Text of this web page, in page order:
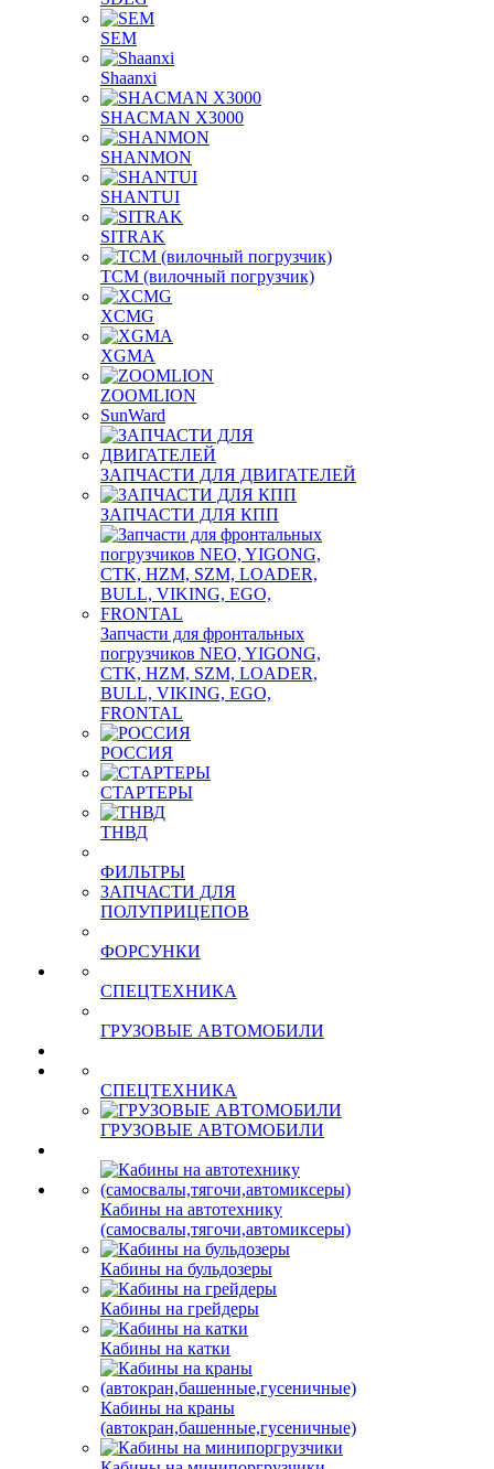
SEM
Shaanxi
SHACMAN X3000
SHANMON
SHANTUI
SITRAK
TCM (вилочный погрузчик)
XCMG
XGMA
ZOOMLION
SunWard
ЗАПЧАСТИ ДЛЯ ДВИГАТЕЛЕЙ
ЗАПЧАСТИ ДЛЯ КПП
Запчасти для фронтальных
погрузчиков NEO, YIGONG,
CTK, HZM, SZM, LOADER,
BULL, VIKING, EGO,
FRONTAL
РОССИЯ
СТАРТЕРЫ
ТНВД
ФИЛЬТРЫ
ЗАПЧАСТИ ДЛЯ
ПОЛУПРИЦЕПОВ
ФОРСУНКИ
СПЕЦТЕХНИКА
ГРУЗОВЫЕ АВТОМОБИЛИ
СПЕЦТЕХНИКА
ГРУЗОВЫЕ АВТОМОБИЛИ
Кабины на автотехнику
(самосвалы,тягочи,автомиксеры)
Кабины на бульдозеры
Кабины на грейдеры
Кабины на катки
Кабины на краны
(автокран,башенные,гусеничные)
Кабины на минипоргрузчики